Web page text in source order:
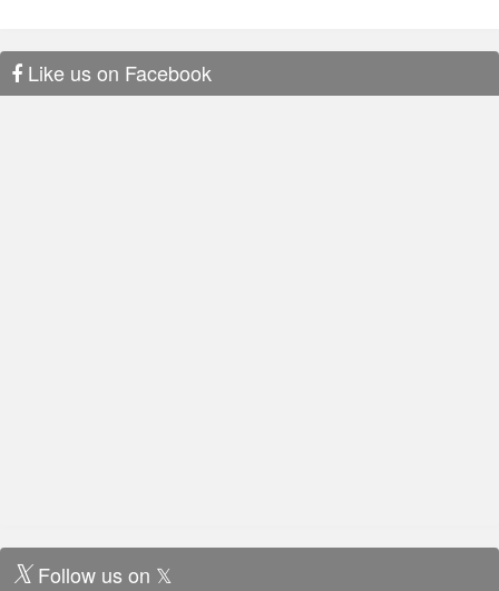
ルコーデできそうなくらいに衣服ゴミは増えていました。
そして蒲田まできたところで、私はついに見つけました。
ん。 これは新卒で入った私たちも一緒で、例えば、研修
もゴールやOJTは自分で必要だと思ったことを設定して
取り組んでいます。
Like us on Facebook
Follow us on 𝕏